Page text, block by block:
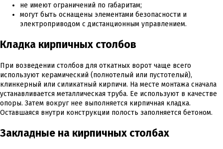
не имеют ограничений по габаритам;
могут быть оснащены элементами безопасности и
электроприводом с дистанционным управлением.
Кладка кирпичных столбов
При возведении столбов для откатных ворот чаще всего
используют керамический (полнотелый или пустотелый),
клинкерный или силикатный кирпичи. На месте монтажа сначала
устанавливается металлическая труба. Ее используют в качестве
опоры. Затем вокруг нее выполняется кирпичная кладка.
Оставшаяся внутри конструкции полость заполняется бетоном.
Закладные на кирпичных столбах